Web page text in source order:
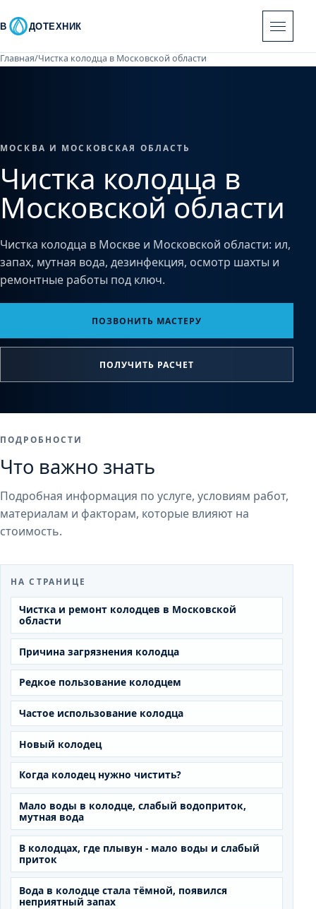
В ДОТЕХНИК
Главная/Чистка колодца в Московской области
МОСКВА И МОСКОВСКАЯ ОБЛАСТЬ
Чистка колодца в
Московской области
Чистка колодца в Москве и Московской области: ил,
запах, мутная вода, дезинфекция, осмотр шахты и
ремонтные работы под ключ.
ПОЗВОНИТЬ МАСТЕРУ
ПОЛУЧИТЬ РАСЧЕТ
ПОДРОБНОСТИ
Что важно знать
Подробная информация по услуге, условиям работ,
материалам и факторам, которые влияют на
стоимость.
НА СТРАНИЦЕ
Чистка и ремонт колодцев в Московской
области
Причина загрязнения колодца
Редкое пользование колодцем
Частое использование колодца
Новый колодец
Когда колодец нужно чистить?
Мало воды в колодце, слабый водоприток,
мутная вода
В колодцах, где плывун - мало воды и слабый
приток
Вода в колодце стала тёмной, появился
неприятный запах